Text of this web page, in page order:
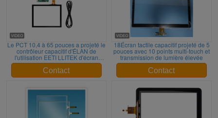
Le PCT 10,4 à 65 pouces a projeté le
contrôleur capacitif d'ÉLAN de
l'utilisation EETI LLITEK d'écran
tactile
Contact
18Écran tactile capacitif projeté de 5
pouces avec 10 points multi-touch et
transmission de lumière élevée
Contact